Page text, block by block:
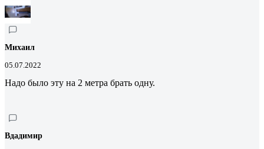
Михаил
05.07.2022
Надо было эту на 2 метра брать одну.
Вдадимир